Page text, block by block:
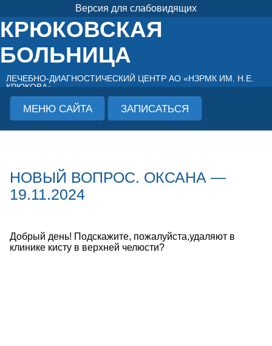
Версия для слабовидящих
КРЮКОВСКАЯ
БОЛЬНИЦА
ЛЕЧЕБНО-ДИАГНОСТИЧЕСКИЙ ЦЕНТР АО «НЗРМК ИМ. Н.Е.
КРЮКОВА»
МЕНЮ САЙТА ЗАПИСАТЬСЯ
НОВЫЙ ВОПРОС. ОКСАНА —
19.11.2024
Добрый день! Подскажите, пожалуйста,удаляют в
клинике кисту в верхней челюсти?